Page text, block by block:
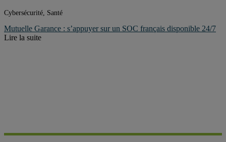
Cybersécurité, Santé
Mutuelle Garance : s’appuyer sur un SOC français disponible 24/7
Lire la suite